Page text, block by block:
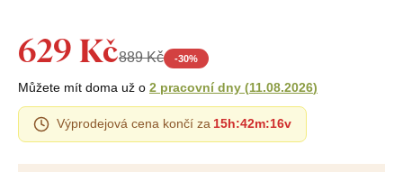
629 Kč889 Kč -30%
Můžete mít doma už o 2 pracovní dny (11.08.2026)
Výprodejová cena končí za 15h:42m:15v